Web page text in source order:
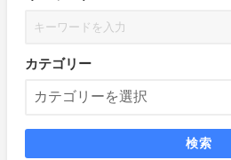
カテゴリー
検索